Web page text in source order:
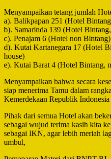
Menyampaikan tetang jumlah
a). Balikpapan 251 (Hotel
b). Samarinda 139 (Hotel
c). Penajam 6 (Hotel non Bintang)
d). Kutai Kartanegara 17 (Hotel
house)
e). Kutai Barat 4 (Hotel Bintang,
Menyampaikan bahwa secara
siap menerima Tamu dalam
Kemerdekaan Republik
Pihak dari semua Hotel akan
sebagai wujud terima kasih kita
sebagai IKN, agar lebih meriah
umbul,